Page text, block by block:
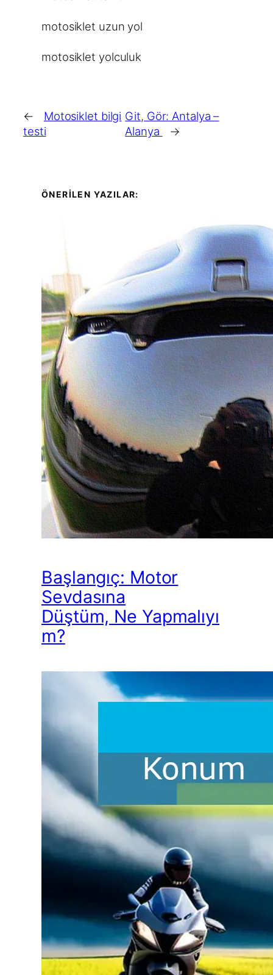
motosiklet uzun yol
motosiklet yolculuk
←
Motosiklet bilgi
testi
Git, Gör: Antalya –
Alanya
→
ÖNERİLEN YAZILAR:
Başlangıç: Motor
Sevdasına
Düştüm, Ne Yapmalıyı
m?